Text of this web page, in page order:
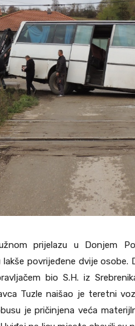
prijelazu u Donjem
povrijeđene dvije
bio S.H. iz
Tuzle naišao je teretni
je pričinjena veća